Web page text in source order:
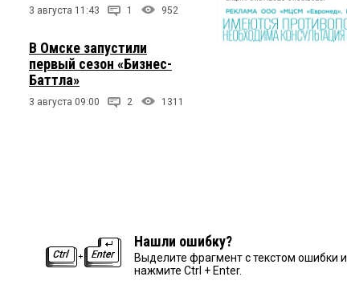
3 августа 11:43 1 952
В Омске запустили
первый сезон «Бизнес-
Баттла»
3 августа 09:00 2 1311
Нашли ошибку?
Выделите фрагмент с текстом ошибки и
нажмите Ctrl + Enter.